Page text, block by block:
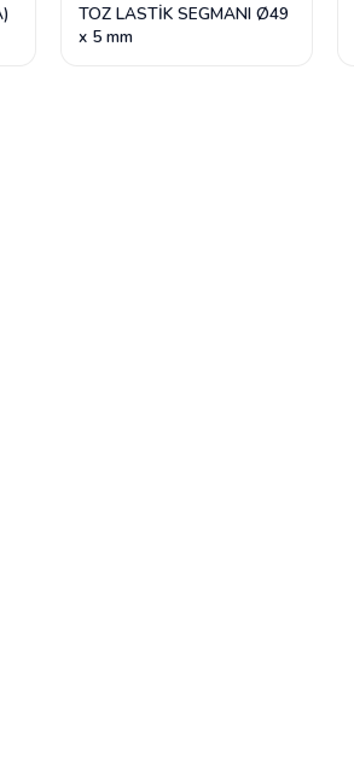
TOZ LASTİK SEGMANI Ø49
x 5 mm